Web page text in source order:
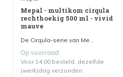
Mepal - multikom cirqula
rechthoekig 500 ml - vivid
mauve
De Cirqula-serie van Me...
Op voorraad
Voor 14.00 besteld, dezelfde
(werk)dag verzonden.